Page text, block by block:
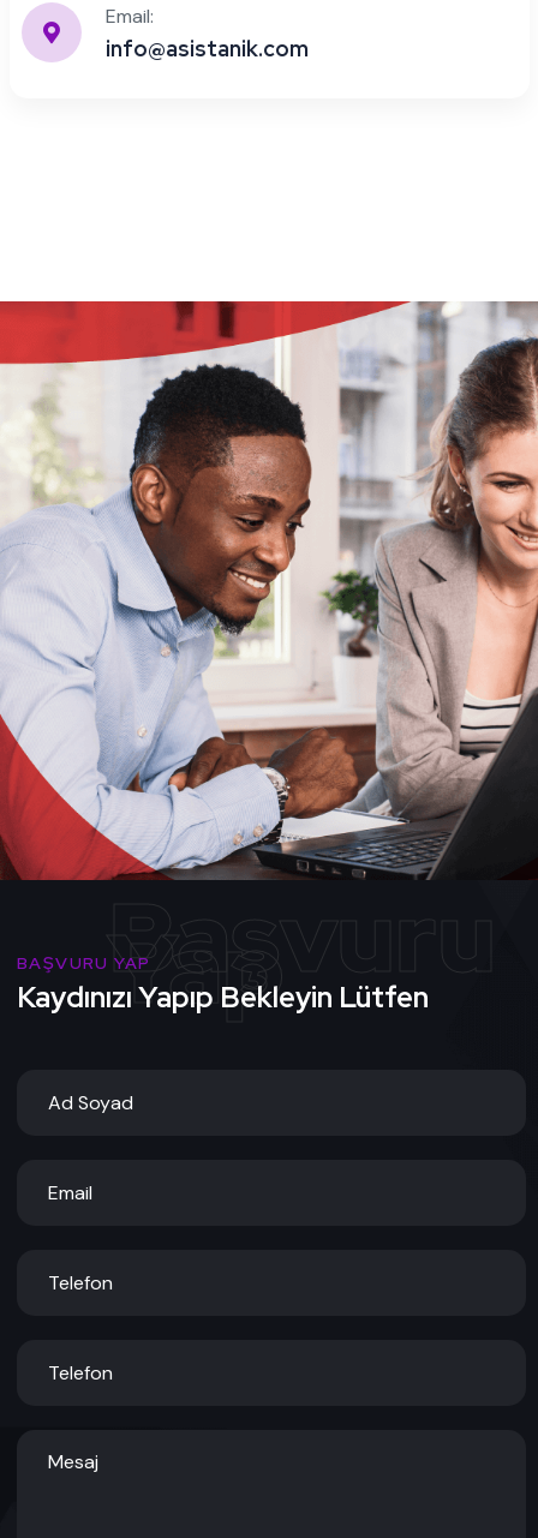
Email:
info@asistanik.com
BAŞVURU YAP
Kaydınızı Yapıp Bekleyin Lütfen